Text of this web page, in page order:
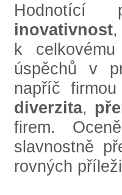
Hodnotící
inovativnost
k
úspěchů v
napříč
diverzita,
firem.
slavnostně
rovných